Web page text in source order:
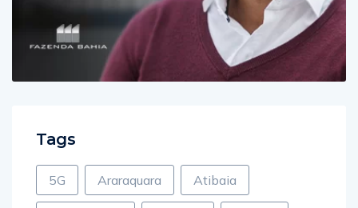
Tags
5G Araraquara Atibaia